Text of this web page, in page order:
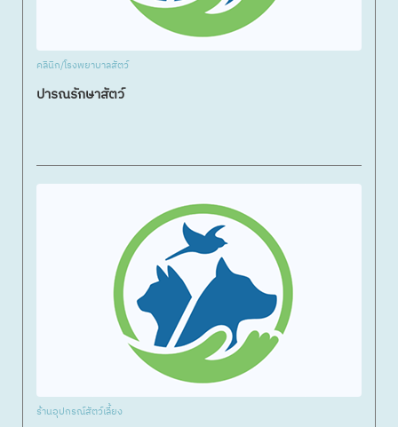
คลินิก/โรงพยาบาลสัตว์
ปารณรักษาสัตว์
ร้านอุปกรณ์สัตว์เลี้ยง